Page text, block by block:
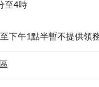
至4時
下午1點半暫不提供領